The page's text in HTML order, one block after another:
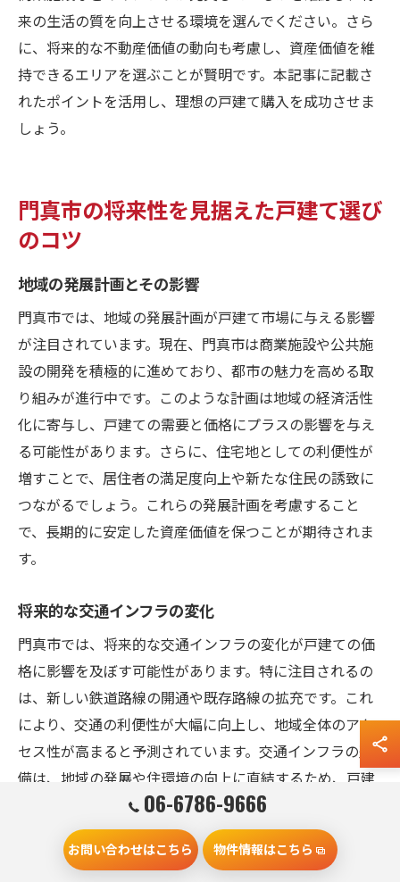
来の生活の質を向上させる環境を選んでください。さら
に、将来的な不動産価値の動向も考慮し、資産価値を維
持できるエリアを選ぶことが賢明です。本記事に記載さ
れたポイントを活用し、理想の戸建て購入を成功させま
しょう。
門真市の将来性を見据えた戸建て選び
のコツ
地域の発展計画とその影響
門真市では、地域の発展計画が戸建て市場に与える影響
が注目されています。現在、門真市は商業施設や公共施
設の開発を積極的に進めており、都市の魅力を高める取
り組みが進行中です。このような計画は地域の経済活性
化に寄与し、戸建ての需要と価格にプラスの影響を与え
る可能性があります。さらに、住宅地としての利便性が
増すことで、居住者の満足度向上や新たな住民の誘致に
つながるでしょう。これらの発展計画を考慮すること
で、長期的に安定した資産価値を保つことが期待されま
す。
将来的な交通インフラの変化
門真市では、将来的な交通インフラの変化が戸建ての価
格に影響を及ぼす可能性があります。特に注目されるの
は、新しい鉄道路線の開通や既存路線の拡充です。これ
により、交通の利便性が大幅に向上し、地域全体のアク
セス性が高まると予測されています。交通インフラの整
備は、地域の発展や住環境の向上に直結するため、戸建
てを購入する際の重要な要素となります。さらに、周辺
地域の交通網の変化を事前に把握することで、将来の資
産価値の変動を見据えた賢い選択が可能になります。
06-6786-9666
お問い合わせはこちら 物件情報はこちら